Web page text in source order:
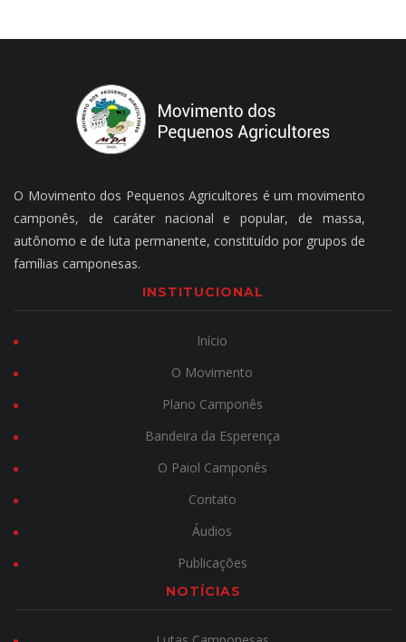
O Movimento dos Pequenos Agricultores é um movimento
camponês, de caráter nacional e popular, de massa,
autônomo e de luta permanente, constituído por grupos de
famílias camponesas.
INSTITUCIONAL
Início
O Movimento
Plano Camponês
Bandeira da Esperença
O Paiol Camponês
Contato
Áudios
Publicações
NOTÍCIAS